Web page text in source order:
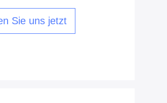
Sie uns jetzt